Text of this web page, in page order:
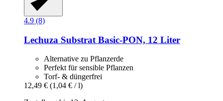
4.9 (8)
Lechuza Substrat Basic-​PON, 12 Liter
Alternative zu Pflanzerde
Perfekt für sensible Pflanzen
Torf- & düngerfrei
12,49 € (1,04 € / l)